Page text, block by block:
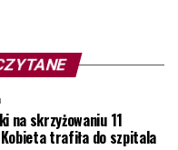
na skrzyżowaniu 11
trafiła do szpitala